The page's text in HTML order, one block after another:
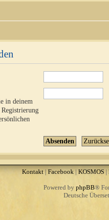
in deinem
Kontakt|Facebook | KOSMOS|
Powered by phpBB®
Deutsche